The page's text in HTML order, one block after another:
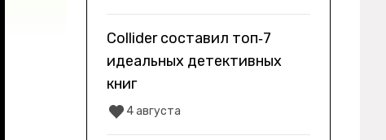
Collider составил топ‑7
идеальных детективных
книг
4 августа